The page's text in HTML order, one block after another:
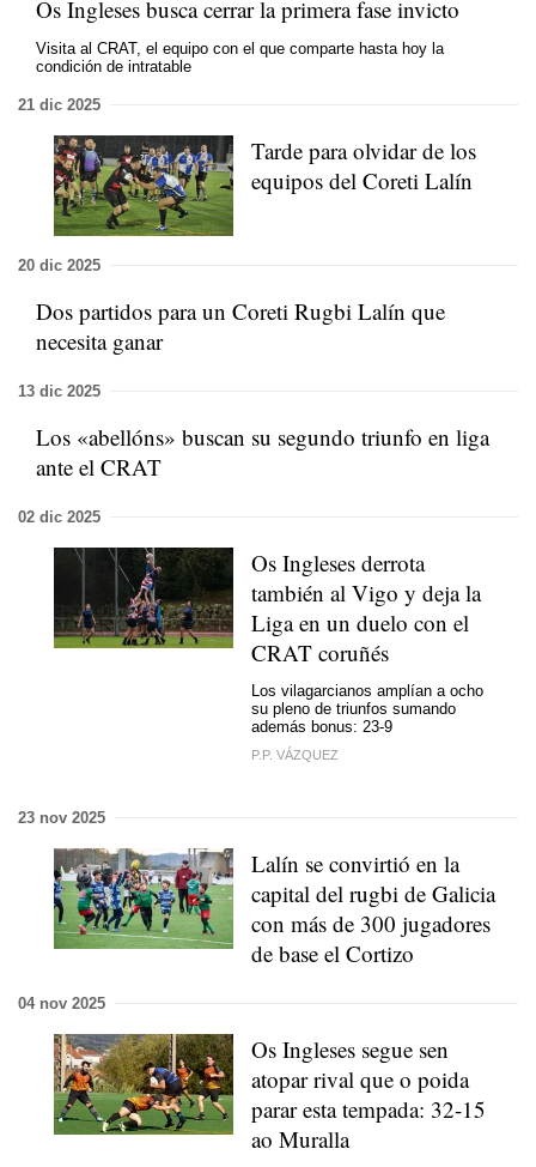
Os Ingleses busca cerrar la primera fase invicto
Visita al CRAT, el equipo con el que comparte hasta hoy la
condición de intratable
21 dic 2025
Tarde para olvidar de los
equipos del Coreti Lalín
20 dic 2025
Dos partidos para un Coreti Rugbi Lalín que
necesita ganar
13 dic 2025
Los «abellóns» buscan su segundo triunfo en liga
ante el CRAT
02 dic 2025
Os Ingleses derrota
también al Vigo y deja la
Liga en un duelo con el
CRAT coruñés
Los vilagarcianos amplían a ocho
su pleno de triunfos sumando
además bonus: 23-9
P.P. VÁZQUEZ
23 nov 2025
Lalín se convirtió en la
capital del rugbi de Galicia
con más de 300 jugadores
de base el Cortizo
04 nov 2025
Os Ingleses segue sen
atopar rival que o poida
parar esta tempada: 32-15
ao Muralla